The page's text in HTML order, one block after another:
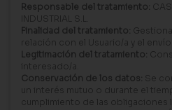
Responsable del tratamiento:
INDUSTRIAL S.L.
Finalidad del tratamiento:
relación con el Usuario/a y el
Legitimación del tratamiento:
interesado/a.
Conservación de los datos: Se
un interés mutuo o durante el
cumplimiento de las obligaciones